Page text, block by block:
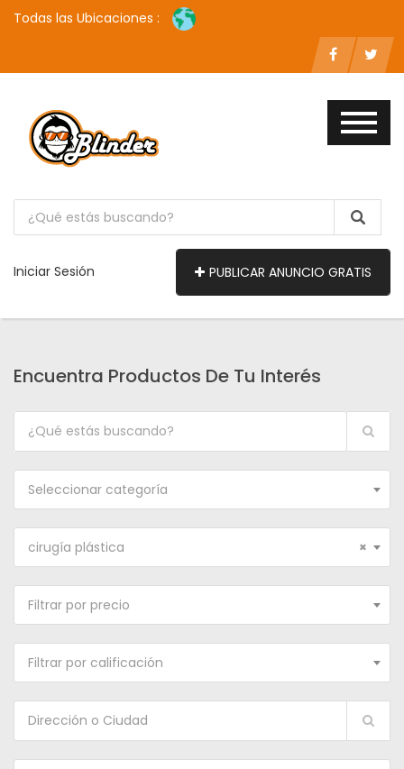
Todas las Ubicaciones :
Iniciar Sesión PUBLICAR ANUNCIO GRATIS
Encuentra Productos De Tu Interés
Seleccionar categoría
×
cirugía plástica
Filtrar por precio
Filtrar por calificación